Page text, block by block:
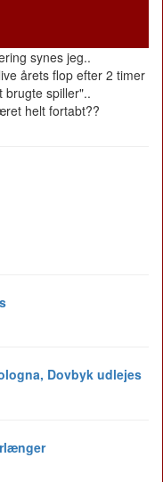
synes jeg..
årets flop efter 2 timer
brugte spiller"..
helt fortabt??
Dovbyk udlejes